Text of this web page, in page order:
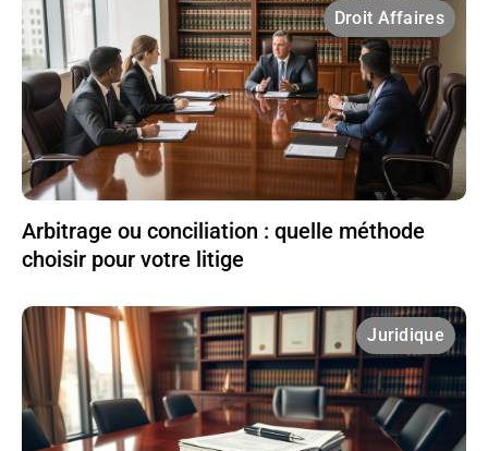
Droit Affaires
Arbitrage ou conciliation : quelle méthode
choisir pour votre litige
Juridique